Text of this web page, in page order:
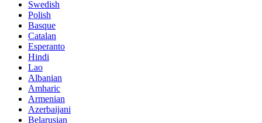
Swedish
Polish
Basque
Catalan
Esperanto
Hindi
Lao
Albanian
Amharic
Armenian
Azerbaijani
Belarusian